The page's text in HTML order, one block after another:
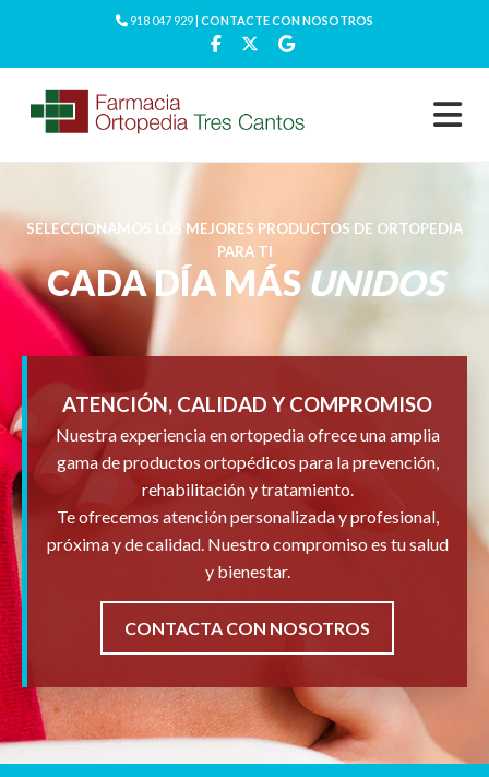
918 047 929 | CONTACTE CON NOSOTROS
SELECCIONAMOS LOS MEJORES PRODUCTOS DE ORTOPEDIA
PARA TI
CADA DÍA MÁSUNIDOS
ATENCIÓN, CALIDAD Y COMPROMISO
Nuestra experiencia en ortopedia ofrece una amplia
gama de productos ortopédicos para la prevención,
rehabilitación y tratamiento.
Te ofrecemos atención personalizada y profesional,
próxima y de calidad. Nuestro compromiso es tu salud
y bienestar.
CONTACTA CON NOSOTROS